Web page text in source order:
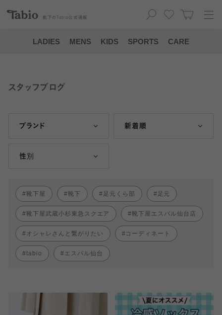
靴下の Tabio 公式通販
LADIES MENS KIDS SPORTS CARE
スタッフブログ
ブランド 新着順
性別
靴下屋 靴下 足元くら部 足元
靴下屋武蔵小杉東急スクエア 靴下屋エスパル仙台店
オシャレさんと繋がりたい コーディネート
tabio エスパル仙台